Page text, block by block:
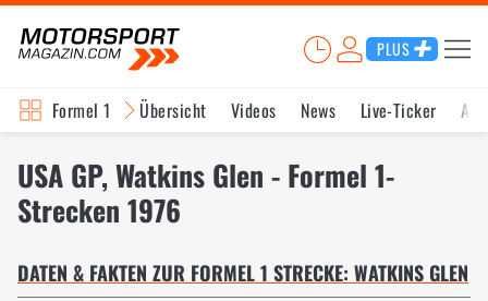
PLUS
Formel 1 Übersicht Videos News Live-Ticker
USA GP, Watkins Glen - Formel 1-
Strecken 1976
DATEN & FAKTEN ZUR FORMEL 1 STRECKE: WATKINS GLEN